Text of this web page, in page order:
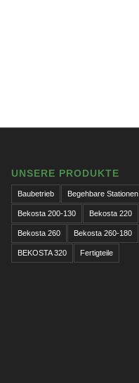
UNSERE PRODUKTE
Baubetrieb Begehbare Stationen
Bekosta 200-130 Bekosta 220
Bekosta 260 Bekosta 260-180
BEKOSTA 320 Fertigteile